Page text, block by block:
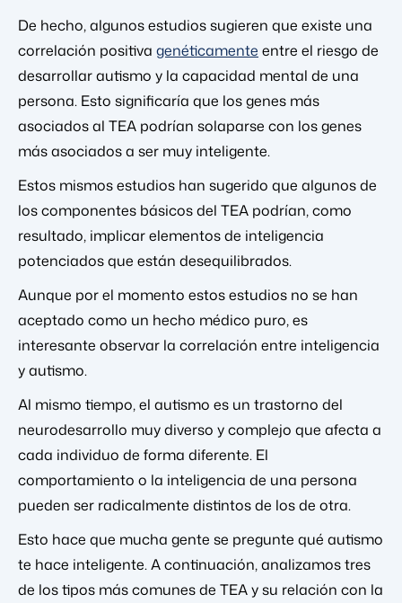
De hecho, algunos estudios sugieren que existe una
correlación positiva genéticamente entre el riesgo de
desarrollar autismo y la capacidad mental de una
persona. Esto significaría que los genes más
asociados al TEA podrían solaparse con los genes
más asociados a ser muy inteligente.
Estos mismos estudios han sugerido que algunos de
los componentes básicos del TEA podrían, como
resultado, implicar elementos de inteligencia
potenciados que están desequilibrados.
Aunque por el momento estos estudios no se han
aceptado como un hecho médico puro, es
interesante observar la correlación entre inteligencia
y autismo.
Al mismo tiempo, el autismo es un trastorno del
neurodesarrollo muy diverso y complejo que afecta a
cada individuo de forma diferente. El
comportamiento o la inteligencia de una persona
pueden ser radicalmente distintos de los de otra.
Esto hace que mucha gente se pregunte qué autismo
te hace inteligente. A continuación, analizamos tres
de los tipos más comunes de TEA y su relación con la